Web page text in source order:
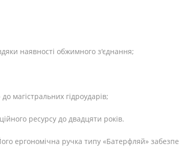
наявності обжимного з'єднання;
магістральних гідроударів;
ресурсу до двадцяти років.
ергономічна ручка типу «Батерфляй»